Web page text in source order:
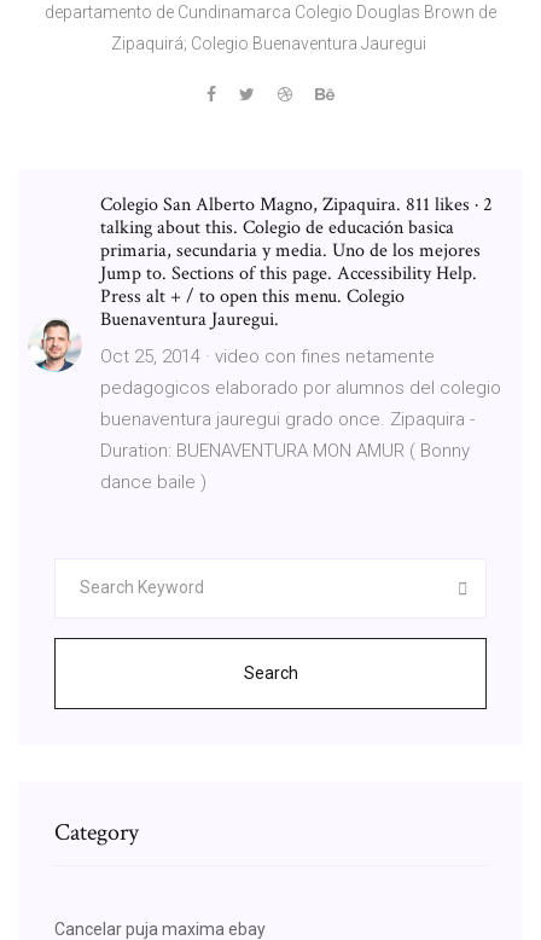
departamento de Cundinamarca Colegio Douglas Brown de
Zipaquirá; Colegio Buenaventura Jauregui
Colegio San Alberto Magno, Zipaquira. 811 likes · 2
talking about this. Colegio de educación basica
primaria, secundaria y media. Uno de los mejores
Jump to. Sections of this page. Accessibility Help.
Press alt + / to open this menu. Colegio
Buenaventura Jauregui.
Oct 25, 2014 · video con fines netamente
pedagogicos elaborado por alumnos del colegio
buenaventura jauregui grado once. Zipaquira -
Duration: BUENAVENTURA MON AMUR ( Bonny
dance baile )
Search
Category
Cancelar puja maxima ebay